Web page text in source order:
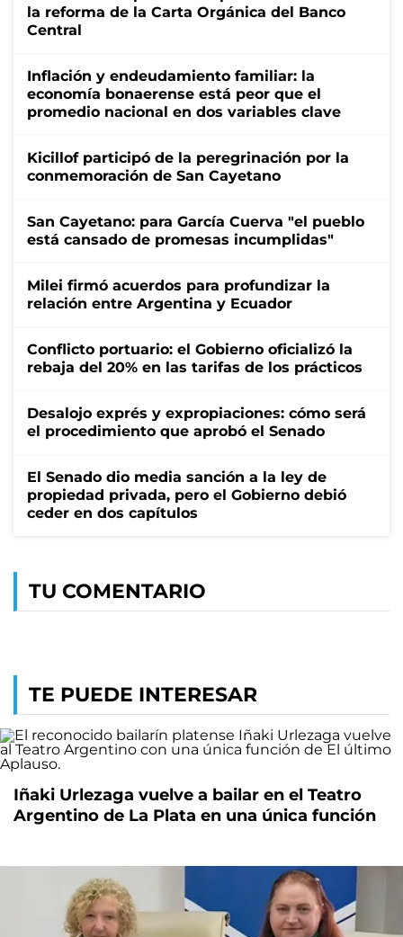
la reforma de la Carta Orgánica del Banco
Central
Inflación y endeudamiento familiar: la
economía bonaerense está peor que el
promedio nacional en dos variables clave
Kicillof participó de la peregrinación por la
conmemoración de San Cayetano
San Cayetano: para García Cuerva "el pueblo
está cansado de promesas incumplidas"
Milei firmó acuerdos para profundizar la
relación entre Argentina y Ecuador
Conflicto portuario: el Gobierno oficializó la
rebaja del 20% en las tarifas de los prácticos
Desalojo exprés y expropiaciones: cómo será
el procedimiento que aprobó el Senado
El Senado dio media sanción a la ley de
propiedad privada, pero el Gobierno debió
ceder en dos capítulos
TU COMENTARIO
TE PUEDE INTERESAR
Iñaki Urlezaga vuelve a bailar en el Teatro
Argentino de La Plata en una única función